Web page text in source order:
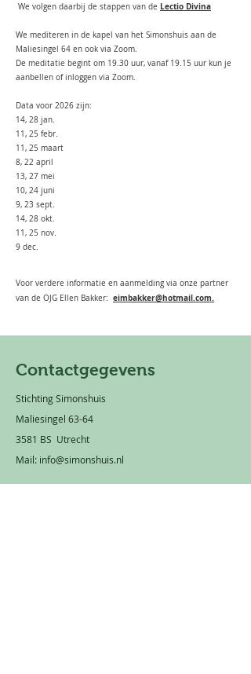
We volgen daarbij de stappen van de Lectio Divina
We mediteren in de kapel van het Simonshuis aan de
Maliesingel 64 en ook via Zoom.
De meditatie begint om 19.30 uur, vanaf 19.15 uur kun je
aanbellen of inloggen via Zoom.
Data voor 2026 zijn:
14, 28 jan.
11, 25 febr.
11, 25 maart
8, 22 april
13, 27 mei
10, 24 juni
9, 23 sept.
14, 28 okt.
11, 25 nov.
9 dec.
Voor verdere informatie en aanmelding via onze partner
van de OJG Ellen Bakker: eimbakker@hotmail.com.
Contactgegevens
Stichting Simonshuis
Maliesingel 63-64
3581 BS Utrecht
Mail: info@simonshuis.nl